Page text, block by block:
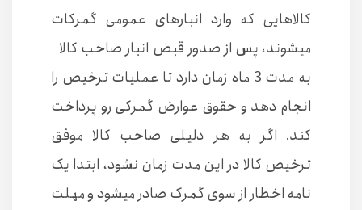
کالاهایی که وارد انبارهای عمومی گمرکات
میشوند، پس از صدور قبض انبار صاحب کالا
به مدت 3 ماه زمان دارد تا عملیات ترخیص را
انجام دهد و حقوق عوارض گمرکی رو پرداخت
کند. اگر به هر دلیلی صاحب کالا موفق
ترخیص کالا در این مدت زمان نشود، ابتدا یک
نامه اخطار از سوی گمرک صادر میشود و مهلت